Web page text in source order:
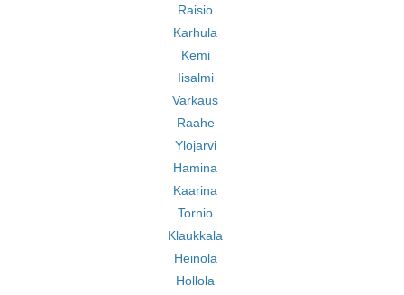
Raisio
Karhula
Kemi
Iisalmi
Varkaus
Raahe
Ylojarvi
Hamina
Kaarina
Tornio
Klaukkala
Heinola
Hollola